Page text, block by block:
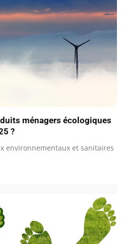
ménagers écologiques
?
environnementaux et sanitaires